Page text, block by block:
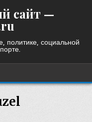
сайт —
политике, социальной